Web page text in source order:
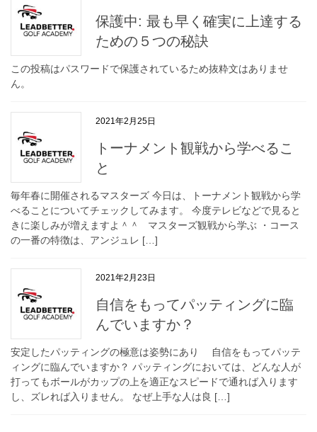
保護中: 最も早く確実に上達する
ための５つの秘訣
この投稿はパスワードで保護されているため抜粋文はありませ
ん。
2021年2月25日
トーナメント観戦から学べるこ
と
毎年春に開催されるマスターズ 今日は、トーナメント観戦から学
べることについてチェックしてみます。 今度テレビなどで見ると
きに楽しみが増えますよ＾＾ マスターズ観戦から学ぶ ・コース
の一番の特徴は、アンジュレ […]
2021年2月23日
自信をもってパッティングに臨
んでいますか？
安定したパッティングの極意は姿勢にあり 自信をもってパッテ
ィングに臨んでいますか？ パッティングにおいては、どんな人が
打ってもボールがカップの上を適正なスピードで通れば入ります
し、ズレれば入りません。 なぜ上手な人は良 […]